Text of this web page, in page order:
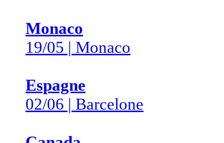
Monaco
19/05 | Monaco
Espagne
02/06 | Barcelone